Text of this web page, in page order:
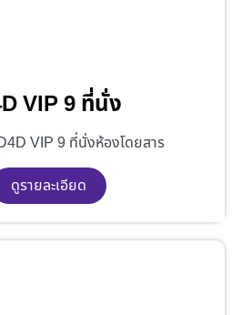
VIP 9 ที่นั่ง
VIP 9 ที่นั่งห้องโดยสาร
ดูรายละเอียด